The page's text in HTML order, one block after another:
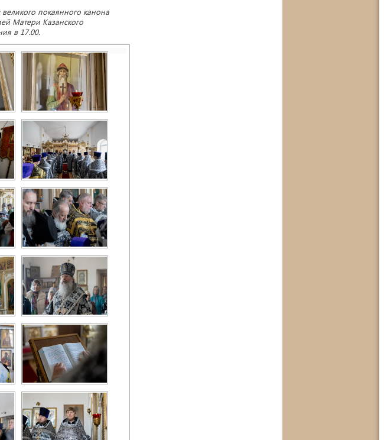
покаянного канона
Матери Казанского
в 17.00.